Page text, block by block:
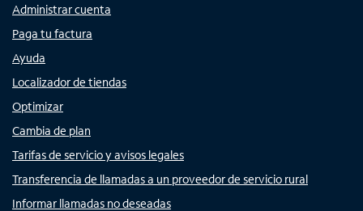
Administrar cuenta
Paga tu factura
Ayuda
Localizador de tiendas
Optimizar
Cambia de plan
Tarifas de servicio y avisos legales
Transferencia de llamadas a un proveedor de servicio rural
Informar llamadas no deseadas